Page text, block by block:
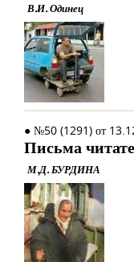
В.И. Одинец
● №50 (1291) от
Письма
М.Д. БУРДИНА